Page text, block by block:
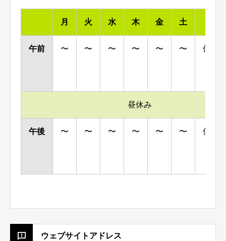
月 火 水 木 金 土
午前 〜 〜 〜 〜 〜 〜 休診
昼休み
午後 〜 〜 〜 〜 〜 〜 休診
ウェブサイトアドレス